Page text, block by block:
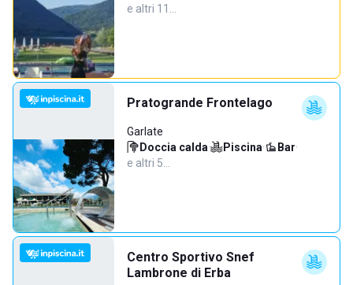
e altri 11…
Pratogrande Frontelago
Garlate
Doccia calda· Piscina· Bar·
e altri 5…
Centro Sportivo Snef
Lambrone di Erba